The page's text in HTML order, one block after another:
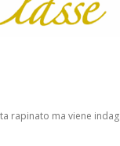
rapinato ma viene